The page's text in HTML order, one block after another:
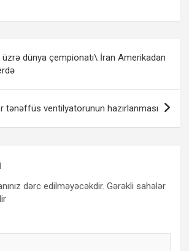
dünya çempionatı\ İran Amerikadan
tənəffüs ventilyatorunun hazırlanması
dərc edilməyəcəkdir. Gərəkli sahələr